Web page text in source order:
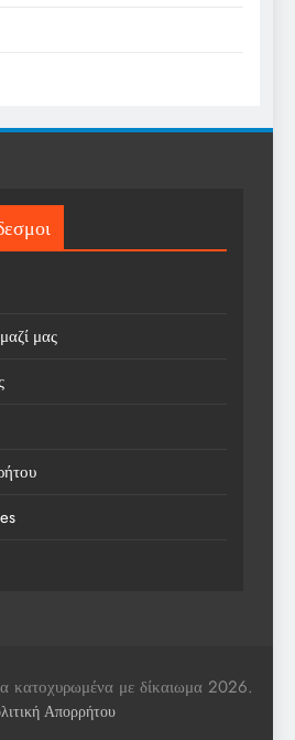
μας
κατοχυρωμένα με δίκαιωμα 2026.
Απορρήτου